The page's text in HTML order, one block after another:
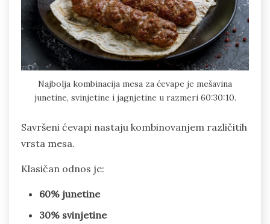
Najbolja kombinacija mesa za ćevape je mešavina
junetine, svinjetine i jagnjetine u razmeri 60:30:10.
Savršeni ćevapi nastaju kombinovanjem različitih
vrsta mesa.
Klasičan odnos je:
60% junetine
30% svinjetine